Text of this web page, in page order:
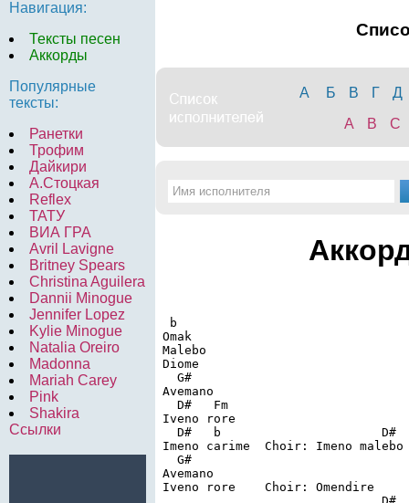
Навигация:
Тексты песен
Аккорды
Популярные
тексты:
Ранетки
Трофим
Дайкири
А.Стоцкая
Reflex
ТАТУ
ВИА ГРА
Avril Lavigne
Britney Spears
Christina Aguilera
Dannii Minogue
Jennifer Lopez
Kylie Minogue
Natalia Oreiro
Madonna
Mariah Carey
Pink
Shakira
Ссылки
А Б В Г
Д
A
B C
  b
Omak
Malebo
Diome
   G#
Avemano
   D#   Fm
Iveno rore
   D#   b                      D#
Imeno carime  Choir: Imeno
   G#
Avemano
Iveno rore    Choir: Omendire